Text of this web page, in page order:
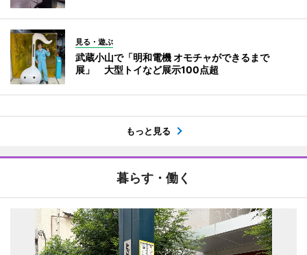
見る・遊ぶ
武蔵小山で「明和電機 オモチャができるまで
展」 大型トイなど展示100点超
もっと見る
暮らす・働く